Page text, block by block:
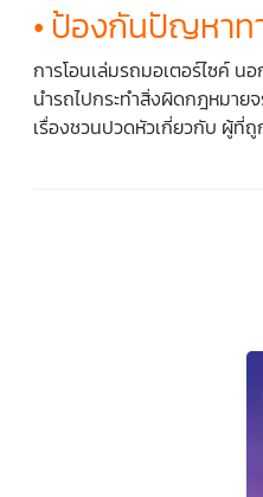
• ป้องกันปัญหาท
การโอนเล่มรถมอเตอร์ไซค์
นำรถไปกระทำสิ่งผิดกฎหมา
เรื่องชวนปวดหัวเกี่ยวกับ ผู้ที่